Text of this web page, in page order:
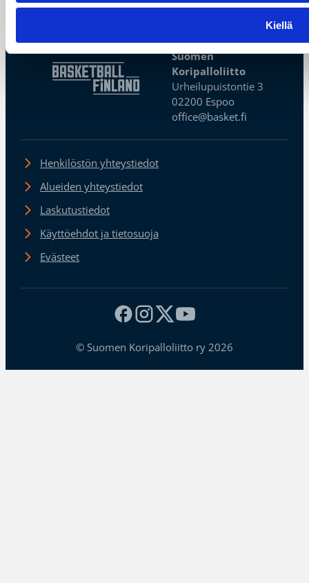
Kiellä
Suomen
Koripalloliitto
Urheilupuistontie 3
02200 Espoo
office@basket.fi
Henkilöstön yhteystiedot
Alueiden yhteystiedot
Laskutustiedot
Käyttöehdot ja tietosuoja
Evästeet
© Suomen Koripalloliitto ry 2026